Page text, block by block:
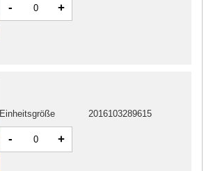
Einheitsgröße 2016103289615
- +
- +